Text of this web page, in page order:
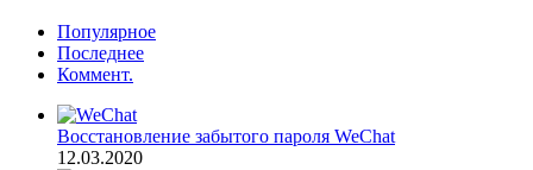
Популярное
Последнее
Коммент.
Восстановление забытого пароля WeChat
12.03.2020